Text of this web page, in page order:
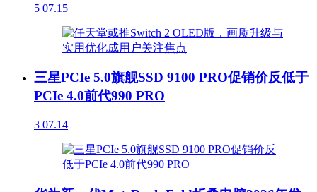
5 07.15
三星PCIe 5.0旗舰SSD 9100 PRO促销价反低于
PCIe 4.0前代990 PRO
3 07.14